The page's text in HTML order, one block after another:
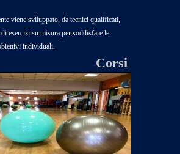
viene sviluppato, da tecnici qualificati,
esercizi su misura per soddisfare le
individuali.
Corsi